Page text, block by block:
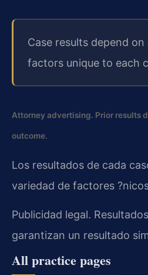
Case results depend
factors unique to each
Attorney advertising. Prior results
outcome.
Los resultados de cada
variedad de factores
Publicidad legal.
garantizan un resultado
All practice pages